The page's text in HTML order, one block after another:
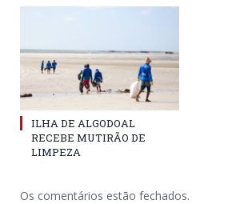
ILHA DE ALGODOAL
RECEBE MUTIRÃO DE
LIMPEZA
Os comentários estão fechados.